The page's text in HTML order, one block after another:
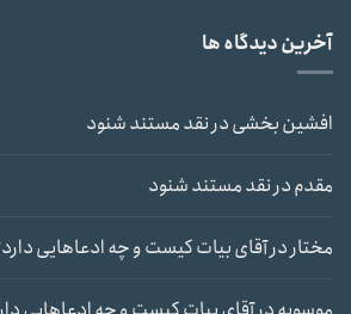
آخرین دیدگاه ها
افشین بخشیدرنقد مستند شنود
مقدمدرنقد مستند شنود
مختاردرآقای بیات کیست و چه ادعاهایی